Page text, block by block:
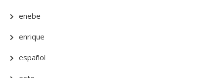
enebe
enrique
español